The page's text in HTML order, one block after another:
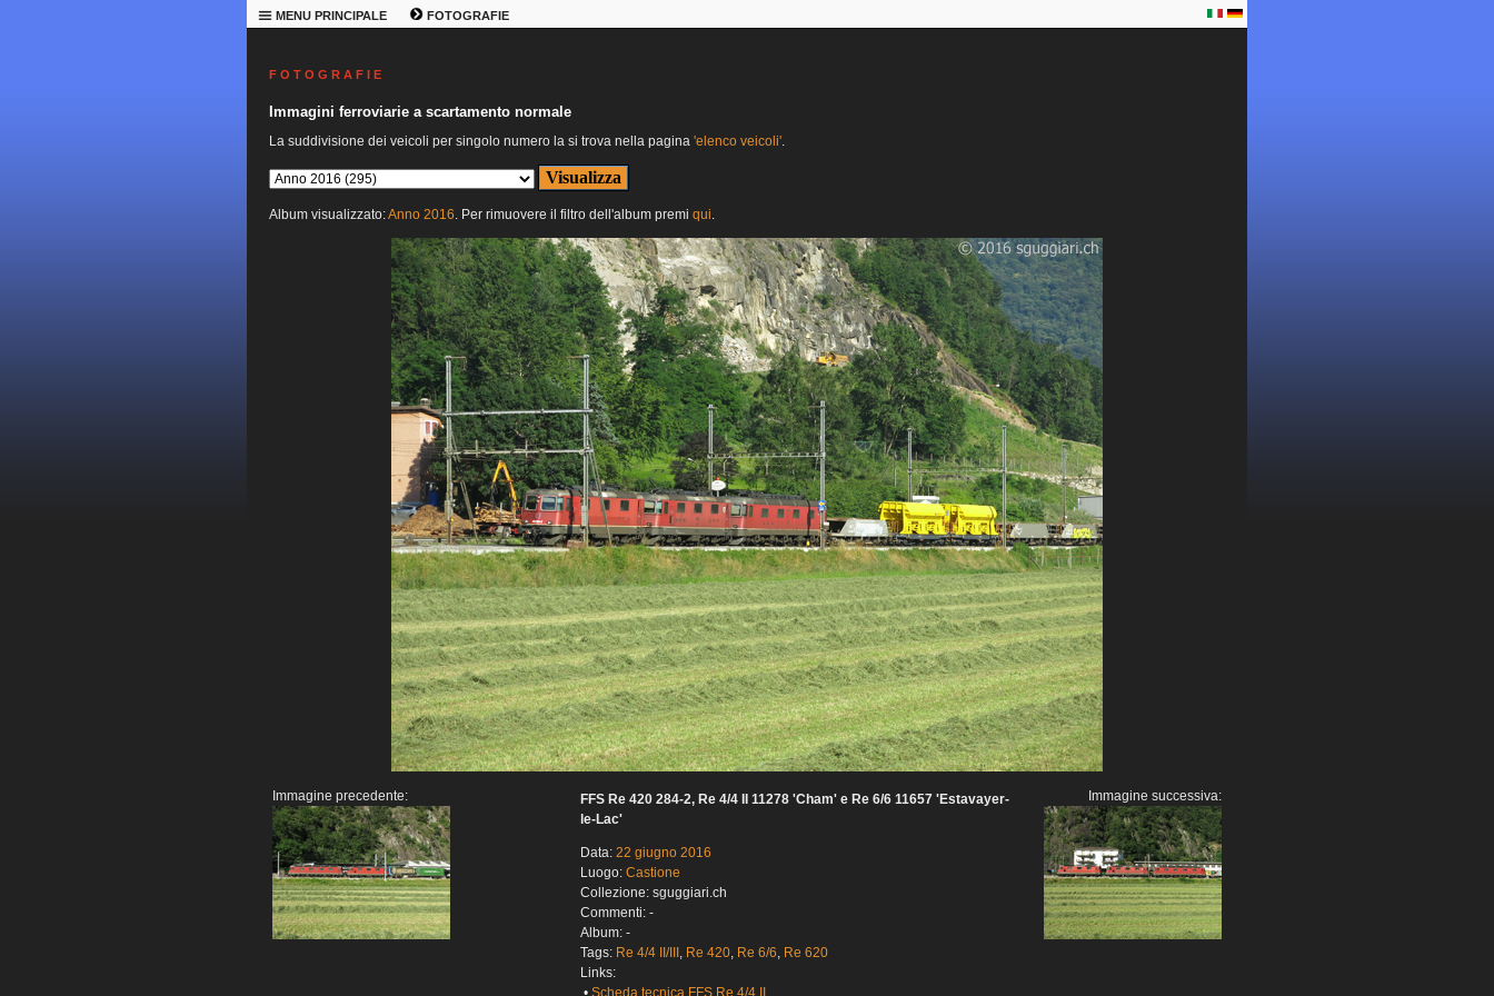
MENU PRINCIPALE FOTOGRAFIE
F O T O G R A F I E
Immagini ferroviarie a scartamento normale
La suddivisione dei veicoli per singolo numero la si trova nella pagina 'elenco veicoli'.
Album visualizzato:Anno 2016. Per rimuovere il filtro dell'album premi qui.
Immagine precedente:
FFS Re 420 284-2, Re 4/4 II 11278 'Cham' e Re 6/6 11657 'Estavayer-
le-Lac'
Data: 22 giugno 2016
Luogo: Castione
Collezione: sguggiari.ch
Commenti: -
Album: -
Tags: Re 4/4 II/III , Re 420, Re 6/6, Re 620
Links:
Immagine successiva: